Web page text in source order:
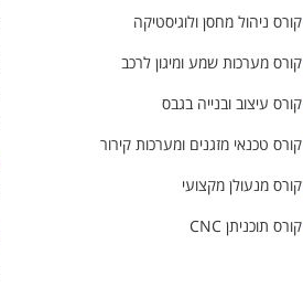
קורס ניהול מחסן ולוגיסטיקה
קורס מערכות שמע ומיגון לרכב
קורס עיצוב ובנייה בגבס
קורס טכנאי מזגנים ומערכות קירור
קורס מנעולן מקצועי
קורס תוכניתן CNC